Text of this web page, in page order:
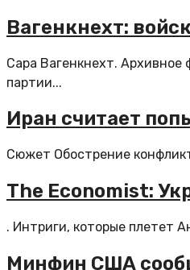
Вагенкнехт:
Сара Вагенкнехт.
партии...
Иран считает
Сюжет Обострение
The Economist:
. Интриги, которые плетет
Минфин США